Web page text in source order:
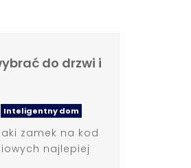
do drzwi i
Inteligentny dom
zamek na kod
najlepiej